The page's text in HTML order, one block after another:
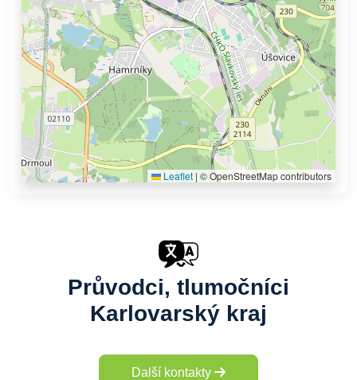
Leaflet | © OpenStreetMap contributors
Průvodci, tlumočníci
Karlovarský kraj
Další kontakty